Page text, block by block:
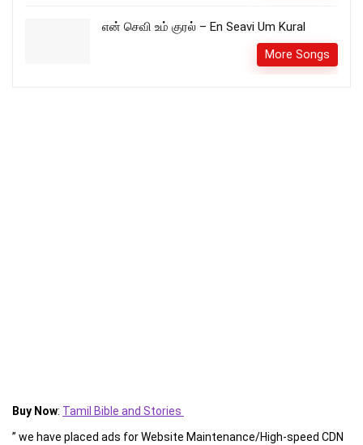
என் செவி உம் குரல் – En Seavi Um Kural
More Songs
Buy Now: Tamil Bible and Stories
” we have placed ads for Website Maintenance/High-speed CDN